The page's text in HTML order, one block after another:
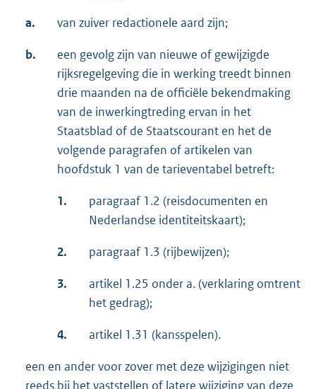
a. van zuiver redactionele aard zijn;
b.
een gevolg zijn van nieuwe of gewijzigde
rijksregelgeving die in werking treedt binnen
drie maanden na de officiële bekendmaking
van de inwerkingtreding ervan in het
Staatsblad of de Staatscourant en het de
volgende paragrafen of artikelen van
hoofdstuk 1 van de tarieventabel betreft:
1.
paragraaf 1.2 (reisdocumenten en
Nederlandse identiteitskaart);
2. paragraaf 1.3 (rijbewijzen);
3.
artikel 1.25 onder a. (verklaring omtrent
het gedrag);
4. artikel 1.31 (kansspelen).
een en ander voor zover met deze wijzigingen niet
reeds bij het vaststellen of latere wijziging van deze